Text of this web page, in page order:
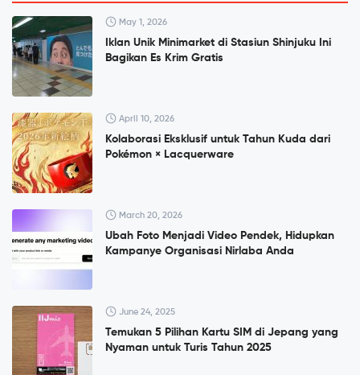
May 1, 2026
Iklan Unik Minimarket di Stasiun Shinjuku Ini
Bagikan Es Krim Gratis
April 10, 2026
Kolaborasi Eksklusif untuk Tahun Kuda dari
Pokémon × Lacquerware
March 20, 2026
Ubah Foto Menjadi Video Pendek, Hidupkan
Kampanye Organisasi Nirlaba Anda
June 24, 2025
Temukan 5 Pilihan Kartu SIM di Jepang yang
Nyaman untuk Turis Tahun 2025